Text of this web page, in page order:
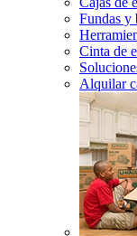
Fundas y
Cinta de
Alquilar